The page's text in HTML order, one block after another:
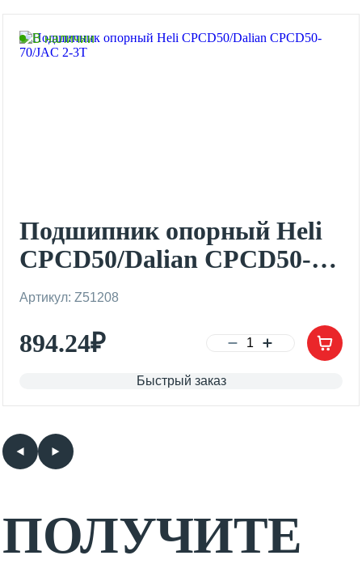
В наличии
Подшипник опорный Heli
CPCD50/Dalian CPCD50-
70/JAC 2-3T
Артикул: Z51208
894.24₽
Быстрый заказ
ПОЛУЧИТЕ